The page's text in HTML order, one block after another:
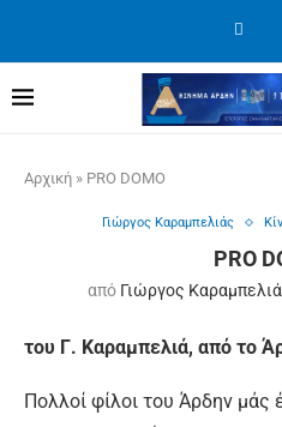
Αρχική » PRO DOMO
Γιώργος Καραμπελιάς
PRO
από Γιώργος
του Γ. Καραμπελιά, από το
Πολλοί φίλοι του Άρδην μάς